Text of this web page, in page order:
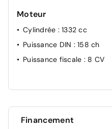
Moteur
Cylindrée : 1332 cc
Puissance DIN : 158 ch
Puissance fiscale : 8 CV
Financement